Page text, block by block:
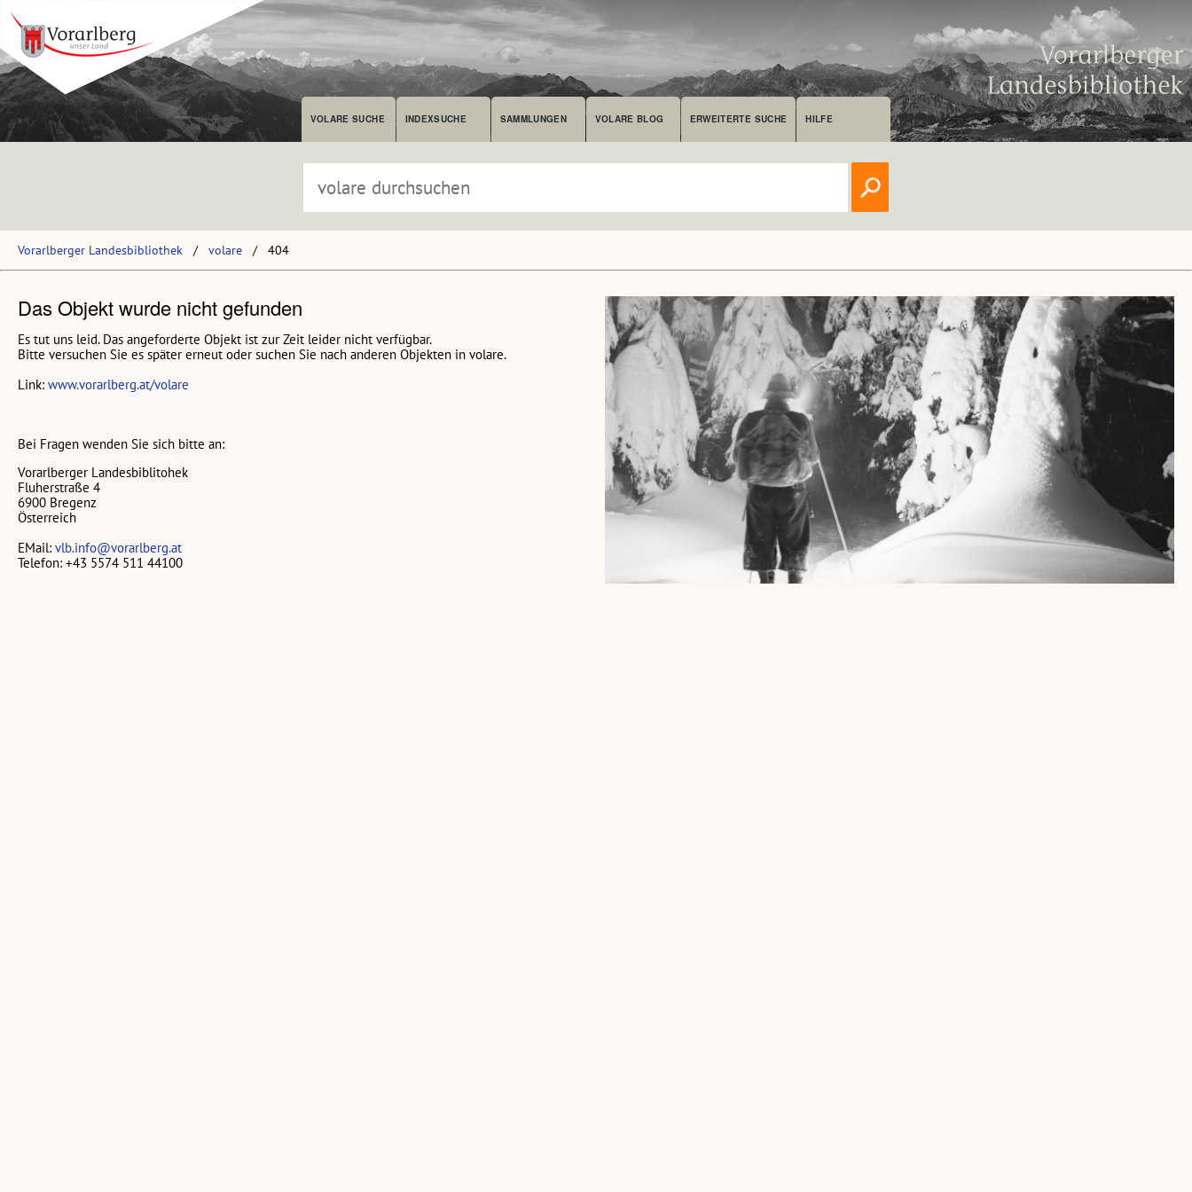
VOLARE SUCHE INDEXSUCHE SAMMLUNGEN VOLARE BLOG ERWEITERTE SUCHE HILFE
Vorarlberger Landesbibliothek volare 404
Das Objekt wurde nicht gefunden
Es tut uns leid. Das angeforderte Objekt ist zur Zeit leider nicht verfügbar.
Bitte versuchen Sie es später erneut oder suchen Sie nach anderen Objekten in volare.
Link: www.vorarlberg.at/volare
Bei Fragen wenden Sie sich bitte an:
Vorarlberger Landesbiblitohek
Fluherstraße 4
6900 Bregenz
Österreich
EMail: vlb.info@vorarlberg.at
Telefon: +43 5574 511 44100